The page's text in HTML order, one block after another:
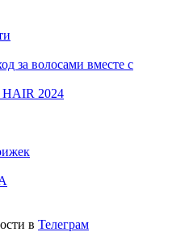
за волосами вместе с
2024
в Телеграм